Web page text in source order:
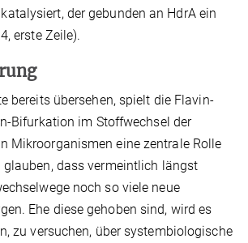
der gebunden an HdrA ein
erste Zeile).
bereits übersehen, spielt die Flavin-
Bifurkation im Stoffwechsel der
Mikroorganismen eine zentrale Rolle
glauben, dass vermeintlich längst
noch so viele neue
Ehe diese gehoben sind, wird es
zu versuchen, über systembiologische